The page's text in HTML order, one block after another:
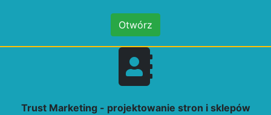
Otwórz
Trust Marketing - projektowanie stron i sklepów